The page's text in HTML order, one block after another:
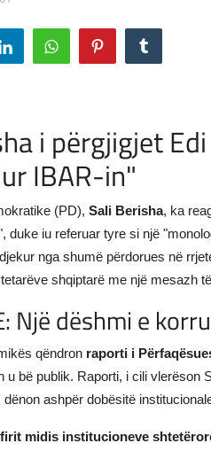
i përgjigjet
IBAR-in"
(PD), Sali Berisha, ka
duke iu referuar tyre si një
nga shumë përdorues në
shqiptarë me një mesazh
Një dëshmi e
qëndron raporti i
u bë publik. Raporti, i cili vlerëson
ashpër dobësitë
midis institucioneve